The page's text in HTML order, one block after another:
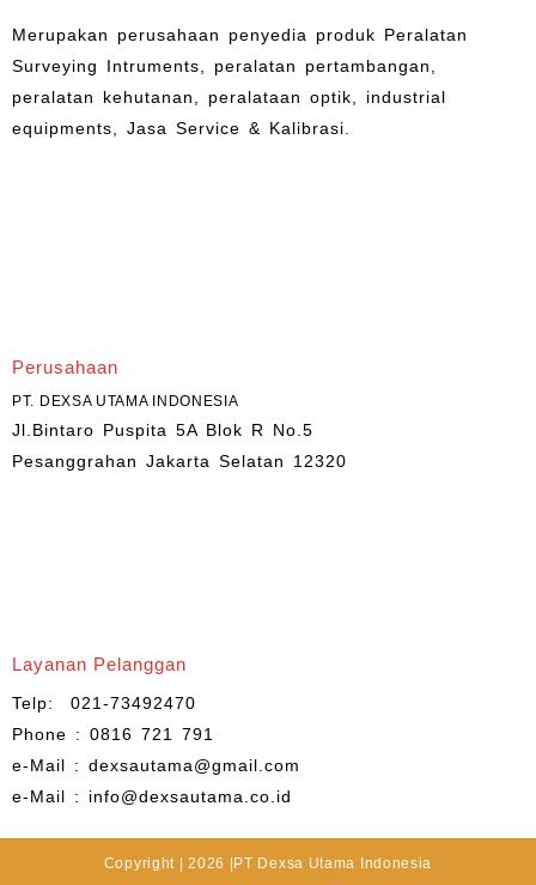
Merupakan perusahaan penyedia produk Peralatan
Surveying Intruments, peralatan pertambangan,
peralatan kehutanan, peralataan optik, industrial
equipments, Jasa Service & Kalibrasi.
Perusahaan
PT. DEXSA UTAMA INDONESIA
Jl.Bintaro Puspita 5A Blok R No.5
Pesanggrahan Jakarta Selatan 12320
Layanan Pelanggan
Telp: 021-73492470
Phone : 0816 721 791
e-Mail : dexsautama@gmail.com
e-Mail : info@dexsautama.co.id
Copyright | 2026 |PT Dexsa Utama Indonesia